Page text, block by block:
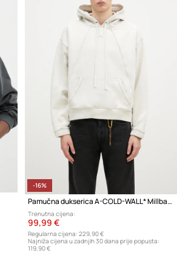
-16%
Pamučna dukserica A-COLD-WALL* Millbank Hoodie
Trenutna cijena:
99,99 €
Regularna cijena: 229,90 €
Najniža cijena u zadnjih 30 dana prije popusta:
119,90 €